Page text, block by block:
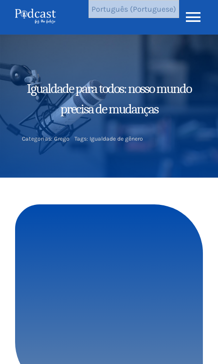
para
Últimos episódios
Resultados
Sobre nós
Notícias
Contate-nos
Igualdade para todos: nosso mundo
precisa de mudanças
Categorias:Grego Tags: Igualdade de gênero
Português (Portuguese)